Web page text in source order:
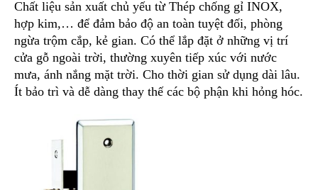
Chất liệu sản xuất chủ yếu từ Thép chống gỉ INOX,
hợp kim,… để đảm bảo độ an toàn tuyệt đối, phòng
ngừa trộm cắp, kẻ gian. Có thể lắp đặt ở những vị trí
cửa gỗ ngoài trời, thường xuyên tiếp xúc với nước
mưa, ánh nắng mặt trời. Cho thời gian sử dụng dài lâu.
Ít bảo trì và dễ dàng thay thế các bộ phận khi hỏng hóc.